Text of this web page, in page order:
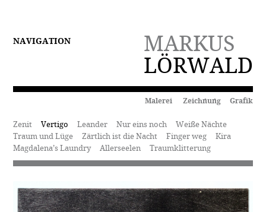
MARKUS
LÖRWALD
NAVIGATION
Malerei Zeichnung Grafik
Zenit Vertigo Leander Nur eins noch
Weiße Nächte
Traum und Lüge
Zärtlich ist die Nacht Finger weg
Kira
Magdalena’s Laundry
Allerseelen Traumklitterung